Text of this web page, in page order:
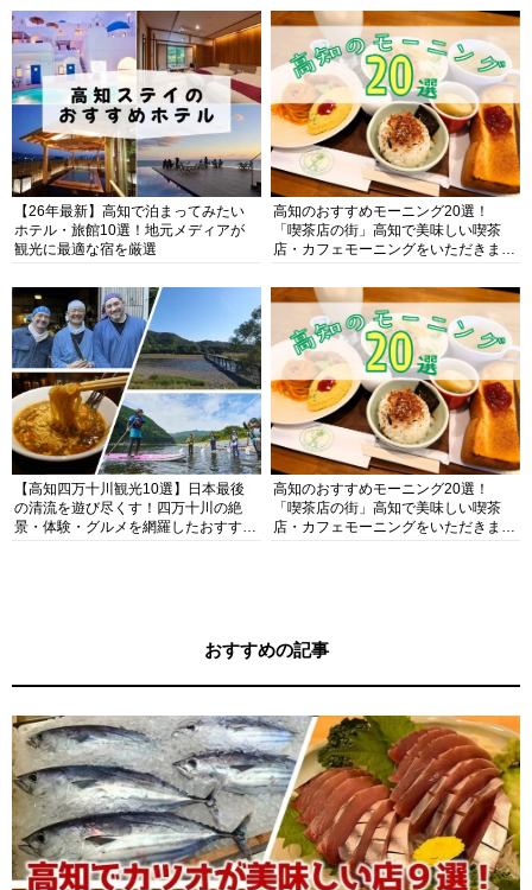
【26年最新】高知で泊まってみたい
ホテル・旅館10選！地元メディアが
観光に最適な宿を厳選
高知のおすすめモーニング20選！
「喫茶店の街」高知で美味しい喫茶
店・カフェモーニングをいただきま
【高知四万十川観光10選】日本最後
の清流を遊び尽くす！四万十川の絶
景・体験・グルメを網羅したおすすめ
高知のおすすめモーニング20選！
「喫茶店の街」高知で美味しい喫茶
店・カフェモーニングをいただきま
おすすめの記事